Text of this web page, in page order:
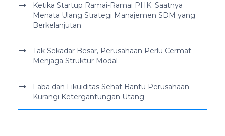
Ketika Startup Ramai-Ramai PHK: Saatnya
Menata Ulang Strategi Manajemen SDM yang
Berkelanjutan
Tak Sekadar Besar, Perusahaan Perlu Cermat
Menjaga Struktur Modal
Laba dan Likuiditas Sehat Bantu Perusahaan
Kurangi Ketergantungan Utang